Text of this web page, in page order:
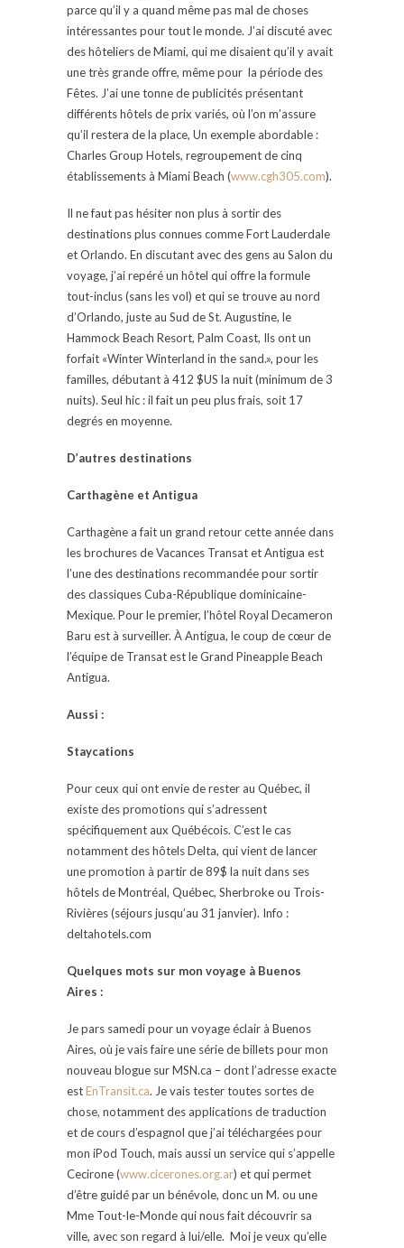
parce qu’il y a quand même pas mal de choses
intéressantes pour tout le monde. J’ai discuté avec
des hôteliers de Miami, qui me disaient qu’il y avait
une très grande offre, même pour la période des
Fêtes. J’ai une tonne de publicités présentant
différents hôtels de prix variés, où l’on m’assure
qu’il restera de la place, Un exemple abordable :
Charles Group Hotels, regroupement de cinq
établissements à Miami Beach (www.cgh305.com).
Il ne faut pas hésiter non plus à sortir des
destinations plus connues comme Fort Lauderdale
et Orlando. En discutant avec des gens au Salon du
voyage, j’ai repéré un hôtel qui offre la formule
tout-inclus (sans les vol) et qui se trouve au nord
d’Orlando, juste au Sud de St. Augustine, le
Hammock Beach Resort, Palm Coast, Ils ont un
forfait «Winter Winterland in the sand.», pour les
familles, débutant à 412 $US la nuit (minimum de 3
nuits). Seul hic : il fait un peu plus frais, soit 17
degrés en moyenne.
D’autres destinations
Carthagène et Antigua
Carthagène a fait un grand retour cette année dans
les brochures de Vacances Transat et Antigua est
l’une des destinations recommandée pour sortir
des classiques Cuba-République dominicaine-
Mexique. Pour le premier, l’hôtel Royal Decameron
Baru est à surveiller. À Antigua, le coup de cœur de
l’équipe de Transat est le Grand Pineapple Beach
Antigua.
Aussi :
Staycations
Pour ceux qui ont envie de rester au Québec, il
existe des promotions qui s’adressent
spécifiquement aux Québécois. C’est le cas
notamment des hôtels Delta, qui vient de lancer
une promotion à partir de 89$ la nuit dans ses
hôtels de Montréal, Québec, Sherbroke ou Trois-
Rivières (séjours jusqu’au 31 janvier). Info :
deltahotels.com
Quelques mots sur mon voyage à Buenos
Aires :
Je pars samedi pour un voyage éclair à Buenos
Aires, où je vais faire une série de billets pour mon
nouveau blogue sur MSN.ca – dont l’adresse exacte
estEnTransit.ca. Je vais tester toutes sortes de
chose, notamment des applications de traduction
et de cours d’espagnol que j’ai téléchargées pour
mon iPod Touch, mais aussi un service qui s’appelle
Cecirone (www.cicerones.org.ar) et qui permet
d’être guidé par un bénévole, donc un M. ou une
Mme Tout-le-Monde qui nous fait découvrir sa
ville, avec son regard à lui/elle. Moi je veux qu’elle